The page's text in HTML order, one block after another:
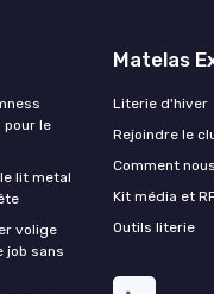
pour le
lit metal
volige
job sans
Matelas
Literie d'hiver
Rejoindre le
Comment
Kit média et
Outils literie